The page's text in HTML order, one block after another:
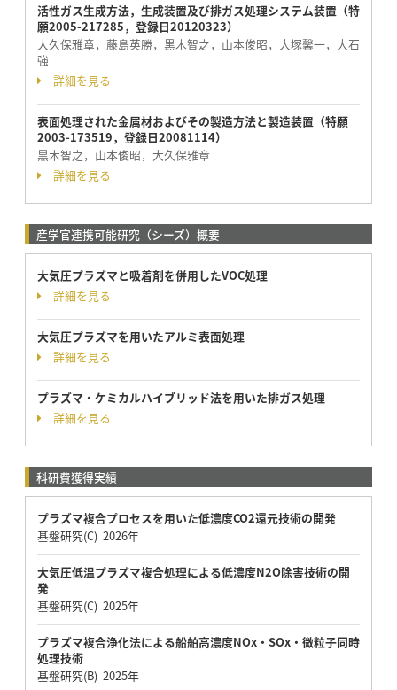
活性ガス生成方法，生成装置及び排ガス処理システム装置（特
願2005-217285，登録日20120323）
大久保雅章，藤島英勝，黒木智之，山本俊昭，大塚馨一，大石
強
詳細を見る
表面処理された金属材およびその製造方法と製造装置（特願
2003-173519，登録日20081114）
黒木智之，山本俊昭，大久保雅章
詳細を見る
産学官連携可能研究（シーズ）概要
大気圧プラズマと吸着剤を併用したVOC処理
詳細を見る
大気圧プラズマを用いたアルミ表面処理
詳細を見る
プラズマ・ケミカルハイブリッド法を用いた排ガス処理
詳細を見る
科研費獲得実績
プラズマ複合プロセスを用いた低濃度CO2還元技術の開発
基盤研究(C) 2026年
大気圧低温プラズマ複合処理による低濃度N2O除害技術の開
発
基盤研究(C) 2025年
プラズマ複合浄化法による船舶高濃度NOx・SOx・微粒子同時
処理技術
基盤研究(B) 2025年